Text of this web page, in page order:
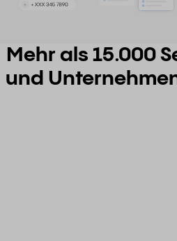
Mehr als 15.000
und